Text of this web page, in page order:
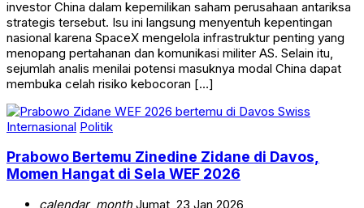
investor China dalam kepemilikan saham perusahaan antariksa
strategis tersebut. Isu ini langsung menyentuh kepentingan
nasional karena SpaceX mengelola infrastruktur penting yang
menopang pertahanan dan komunikasi militer AS. Selain itu,
sejumlah analis menilai potensi masuknya modal China dapat
membuka celah risiko kebocoran […]
Internasional Politik
Prabowo Bertemu Zinedine Zidane di Davos,
Momen Hangat di Sela WEF 2026
calendar_monthJumat, 23 Jan 2026